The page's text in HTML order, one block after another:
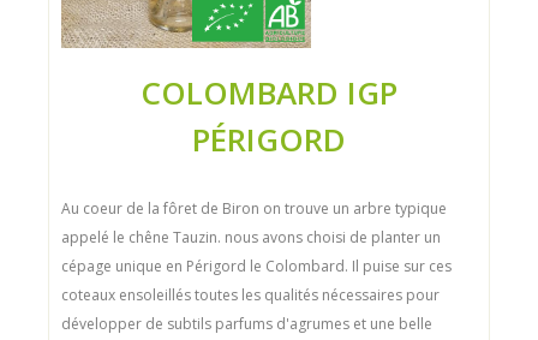
COLOMBARD IGP
PÉRIGORD
Au coeur de la fôret de Biron on trouve un arbre typique
appelé le chêne Tauzin. nous avons choisi de planter un
cépage unique en Périgord le Colombard. Il puise sur ces
coteaux ensoleillés toutes les qualités nécessaires pour
développer de subtils parfums d'agrumes et une belle